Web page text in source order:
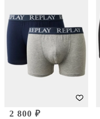
2 800 ₽